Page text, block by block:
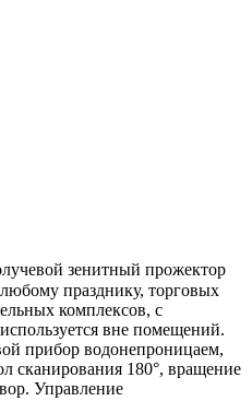
зенитный прожектор
празднику, торговых
комплексов, с
вне помещений.
прибор водонепроницаем,
сканирования 180°, вращение
Управление